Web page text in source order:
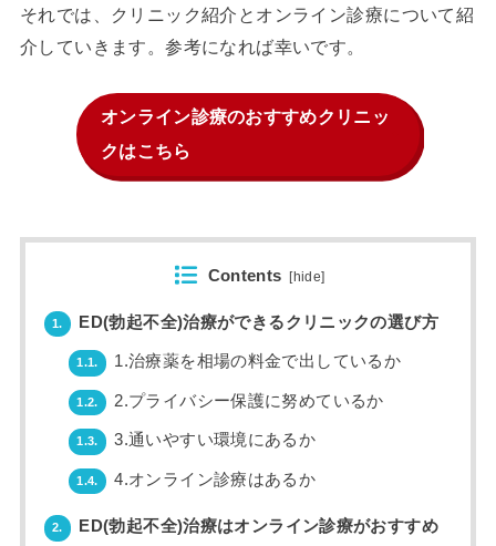
それでは、クリニック紹介とオンライン診療について紹
介していきます。参考になれば幸いです。
オンライン診療のおすすめクリニッ
クはこちら
Contents [hide]
1. ED(勃起不全)治療ができるクリニックの選び方
1.1. 1.治療薬を相場の料金で出しているか
1.2. 2.プライバシー保護に努めているか
1.3. 3.通いやすい環境にあるか
1.4. 4.オンライン診療はあるか
2. ED(勃起不全)治療はオンライン診療がおすすめ